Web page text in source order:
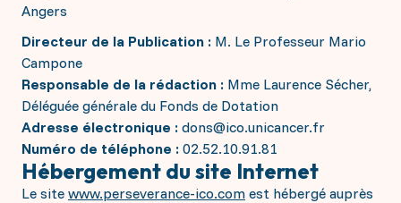
Angers
Directeur de la Publication : M. Le Professeur Mario
Campone
Responsable de la rédaction : Mme Laurence Sécher,
Déléguée générale du Fonds de Dotation
Adresse électronique : dons@ico.unicancer.fr
Numéro de téléphone : 02.52.10.91.81
Hébergement du site Internet
Le site www.perseverance-ico.com est hébergé auprès